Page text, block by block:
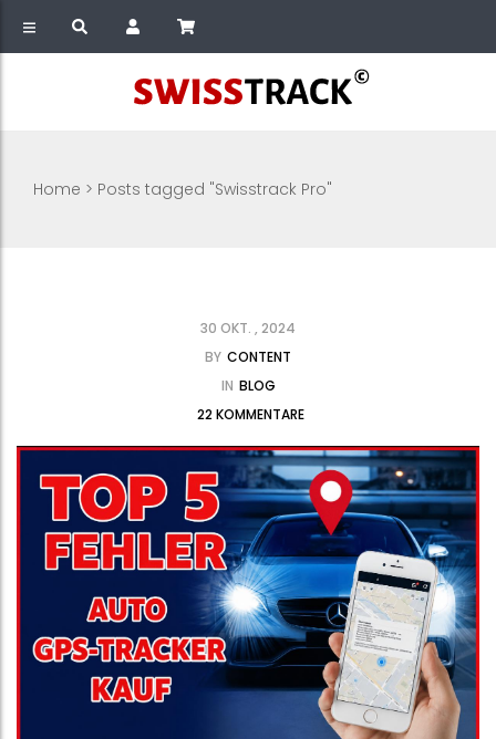
Home > Posts tagged "Swisstrack Pro"
30 OKT. , 2024
BY CONTENT
IN BLOG
22 KOMMENTARE